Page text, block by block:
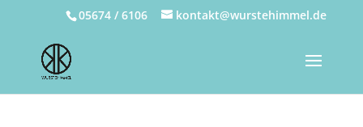
05674 / 6106 kontakt@wurstehimmel.de